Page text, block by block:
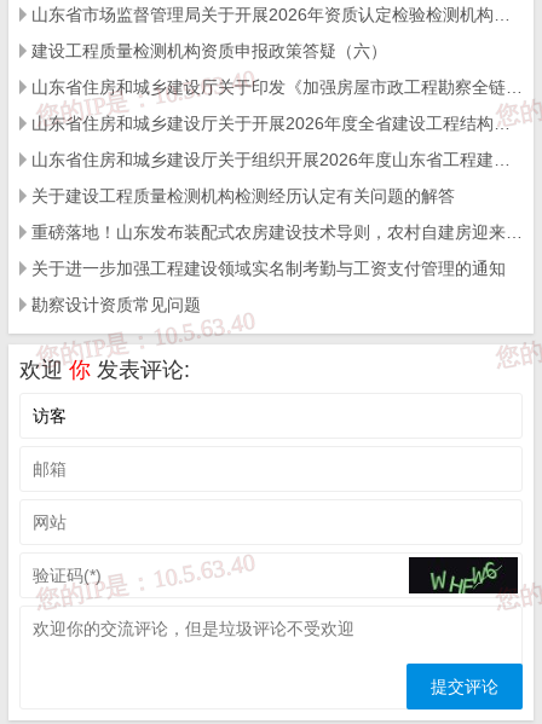
程质量及人民生命和财产安全，根据《建设工程质量管理条例》
《公路水运工程质量检测管理办法》等法规、规章和有关规定，结
合本省实际，制定本细则。
第二条 本细则适用于本省行政区域内公路水运工程质量检测
本细则所称公路水运工程质量检测，是指按照《公路水运工
程质量检测管理办法》规定取得公路水运工程质量检测机构资质的
公路水运工程质量检测机构（以下简称检测机构），根据国家有关
法律、法规的规定，依据相关技术标准、规范、规程，对公路水运
工程所用材料、构配件、工程制品、工程实体等进行的质量检测活
动。
第三条 公路水运工程质量检测（以下简称质量检测）活动应
当遵循科学、严谨、客观、公正、独立的原则。
第四条 省交通运输主管部门负责本省检测机构公路水运工程
乙级和丙级、桥梁隧道工程专项以及水运工程材料类乙级和丙级、
建设工程质量检测机构资质申报政策答疑（六）
山东省住房和城乡建设厅关于开展2026年度全省建设工程结构质量评价工作的通知
关于建设工程质量检测机构检测经历认定有关问题的解答
关于进一步加强工程建设领域实名制考勤与工资支付管理的通知
勘察设计资质常见问题
欢迎你 发表评论: